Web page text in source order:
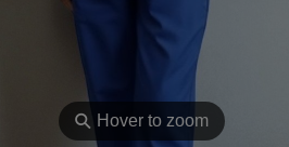
⚲ Hover to zoom